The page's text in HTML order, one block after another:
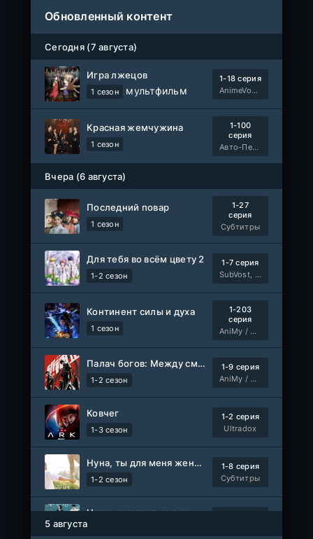
Обновленный контент
Сегодня (7 августа)
Игра лжецов
1 сезон мультфильм
1-18 серия
AnimeVost, Субтитры, SHIZA Project, Dream Cast, Reanimedia, AniBaza
Красная жемчужина
1 сезон
1-100
серия
Авто-Перевод
Вчера (6 августа)
Последний повар
1 сезон
1-27
серия
Субтитры
Для тебя во всём цвету 2
1-2 сезон
1-7 серия
SubVost, Манипулятор
Континент силы и духа
1 сезон
1-203
серия
AniMy / RuChiMe
Палач богов: Между смертным и божественным царством 2
1-2 сезон
1-9 серия
AniMy / RuChiMe
Ковчег
1-3 сезон
1-2 серия
Ultradox
Нуна, ты для меня женщина 2
1-2 сезон
1-8 серия
Субтитры
Наши счастливые дни
5 августа